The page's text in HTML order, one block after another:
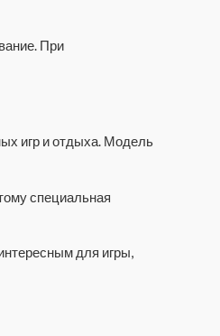
При
игр и отдыха. Модель
специальная
для игры,